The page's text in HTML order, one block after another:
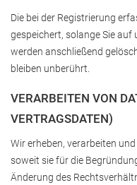
Die bei der Registrierung
gespeichert, solange Sie auf
werden anschließend
bleiben unberührt.
VERARBEITEN VON
VERTRAGSDATEN)
Wir erheben, verarbeiten
soweit sie für die
Änderung des